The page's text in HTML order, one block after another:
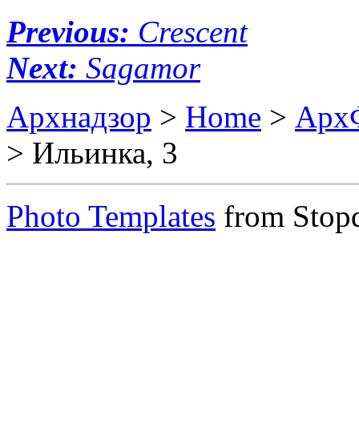
Previous: Crescent
Next: Sagamor
Архнадзор > Home >
> Ильинка, 3
Photo Templates from